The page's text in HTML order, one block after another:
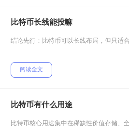
比特币长线能投嘛
结论先行：比特币可以长线布局，但只适
阅读全文
比特币有什么用途
比特币核心用途集中在稀缺性价值存储、